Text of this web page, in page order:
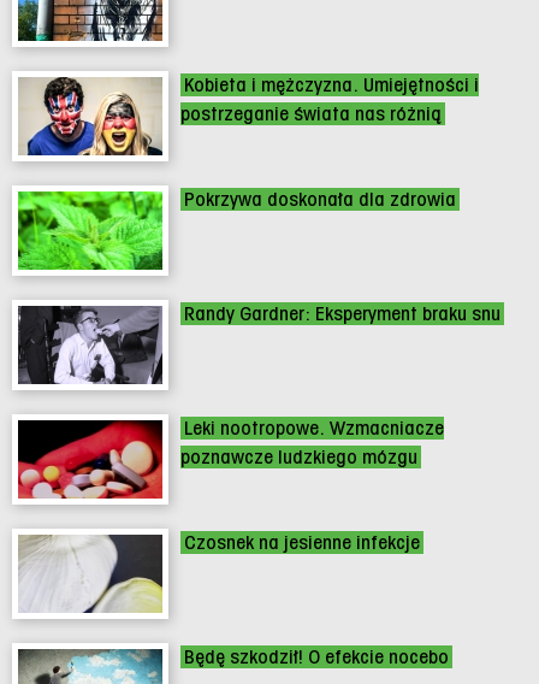
Kobieta i mężczyzna. Umiejętności i
postrzeganie świata nas różnią
Pokrzywa doskonała dla zdrowia
Randy Gardner: Eksperyment braku snu
Leki nootropowe. Wzmacniacze
poznawcze ludzkiego mózgu
Czosnek na jesienne infekcje
Będę szkodził! O efekcie nocebo